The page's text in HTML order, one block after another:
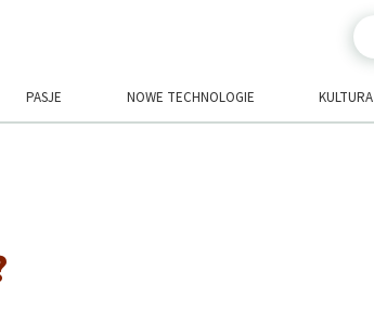
PASJE NOWE TECHNOLOGIE KULTURA